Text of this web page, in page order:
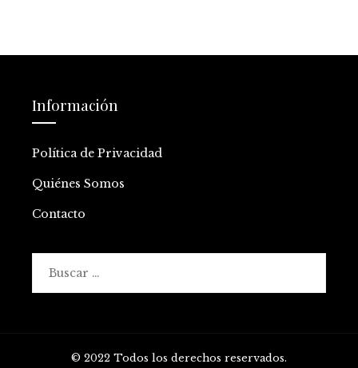
Información
Política de Privacidad
Quiénes Somos
Contacto
© 2022 Todos los derechos reservados.